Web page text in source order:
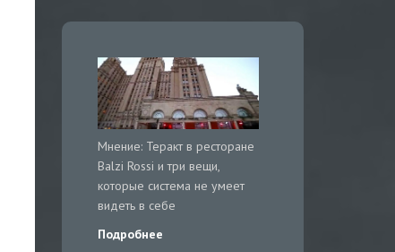
Мнение: Теракт в ресторане
Balzi Rossi и три вещи,
которые система не умеет
видеть в себе
Подробнее